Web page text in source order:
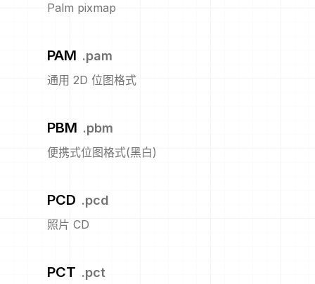
Palm pixmap
PAM .pam
通用 2D 位图格式
PBM .pbm
便携式位图格式(黑白)
PCD .pcd
照片 CD
PCT .pct